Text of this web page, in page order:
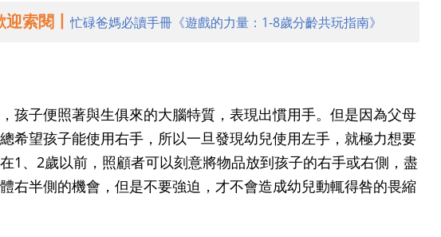
迎索閱丨忙碌爸媽必讀手冊《遊戲的力量：1-8歲分齡共玩指南》
孩子便照著與生俱來的大腦特質，表現出慣用手。但是因為父母
希望孩子能使用右手，所以一旦發現幼兒使用左手，就極力想要
1、2歲以前，照顧者可以刻意將物品放到孩子的右手或右側，盡
右半側的機會，但是不要強迫，才不會造成幼兒動輒得咎的畏縮